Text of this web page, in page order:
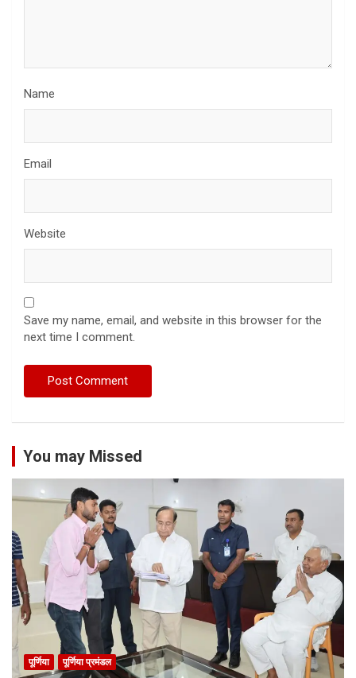
Name
Email
Website
Save my name, email, and website in this browser for the
next time I comment.
You may Missed
पूर्णिया पूर्णिया प्रमंडल